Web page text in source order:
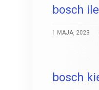
bosch
1 MAJA, 2023
bosch